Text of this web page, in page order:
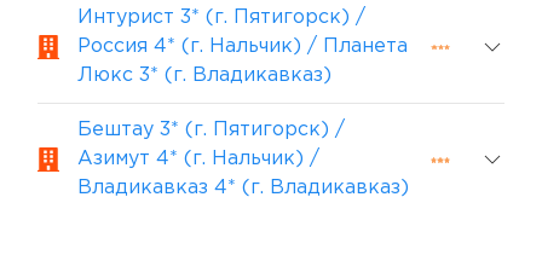
Интурист 3* (г. Пятигорск) /
Россия 4* (г. Нальчик) / Планета
Люкс 3* (г. Владикавказ)
Бештау 3* (г. Пятигорск) /
Азимут 4* (г. Нальчик) /
Владикавказ 4* (г. Владикавказ)